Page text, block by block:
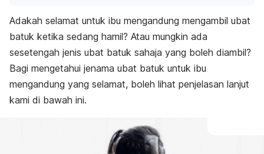
Adakah selamat untuk ibu mengandung mengambil ubat
batuk ketika sedang hamil? Atau mungkin ada
sesetengah jenis ubat batuk sahaja yang boleh diambil?
Bagi mengetahui jenama ubat batuk untuk ibu
mengandung yang selamat, boleh lihat penjelasan lanjut
kami di bawah ini.